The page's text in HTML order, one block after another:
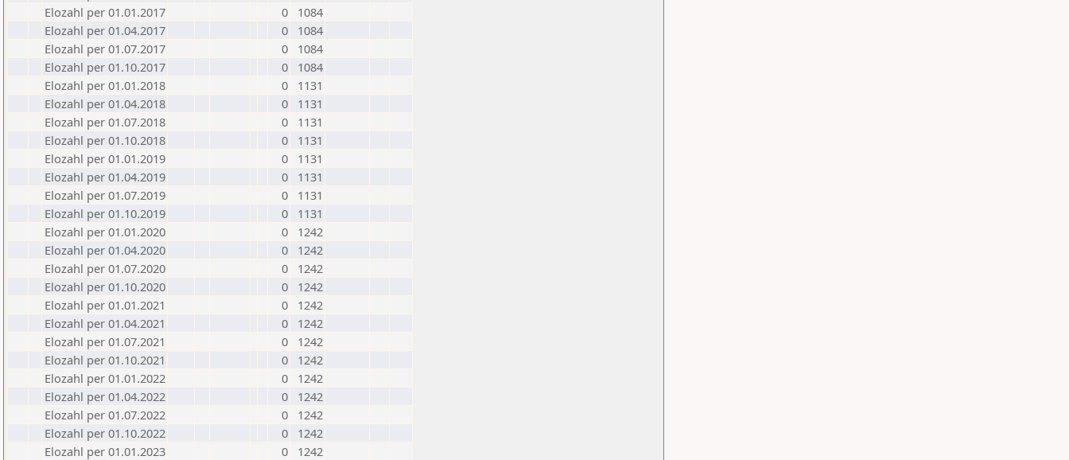
Elozahl per 01.01.2017
0
1084
Elozahl per 01.04.2017
0
1084
Elozahl per 01.07.2017
0
1084
Elozahl per 01.10.2017
0
1084
Elozahl per 01.01.2018
0
1131
Elozahl per 01.04.2018
0
1131
Elozahl per 01.07.2018
0
1131
Elozahl per 01.10.2018
0
1131
Elozahl per 01.01.2019
0
1131
Elozahl per 01.04.2019
0
1131
Elozahl per 01.07.2019
0
1131
Elozahl per 01.10.2019
0
1131
Elozahl per 01.01.2020
0
1242
Elozahl per 01.04.2020
0
1242
Elozahl per 01.07.2020
0
1242
Elozahl per 01.10.2020
0
1242
Elozahl per 01.01.2021
0
1242
Elozahl per 01.04.2021
0
1242
Elozahl per 01.07.2021
0
1242
Elozahl per 01.10.2021
0
1242
Elozahl per 01.01.2022
0
1242
Elozahl per 01.04.2022
0
1242
Elozahl per 01.07.2022
0
1242
Elozahl per 01.10.2022
0
1242
Elozahl per 01.01.2023
0
1242